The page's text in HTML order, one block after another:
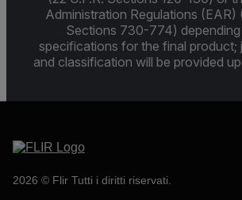
Administration Regulations (EAR)
Sections 730-774)
specifications for the final product;
and classification will be provided
2026 © Flir Tutti i diritti riservati.